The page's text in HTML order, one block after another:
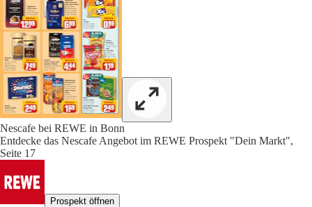
Nescafe bei REWE in Bonn
Entdecke das Nescafe Angebot im REWE Prospekt "Dein Markt",
Seite 17
Prospekt öffnen